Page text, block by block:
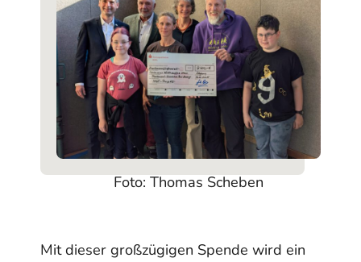
Foto: Thomas Scheben
Mit dieser großzügigen Spende wird ein